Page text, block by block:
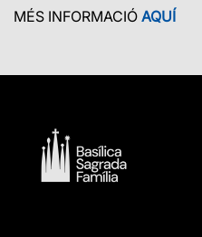
MÉS INFORMACIÓ AQUÍ